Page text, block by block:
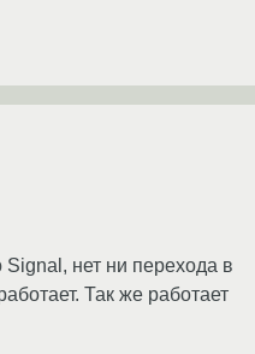
нет ни перехода в
Так же работает